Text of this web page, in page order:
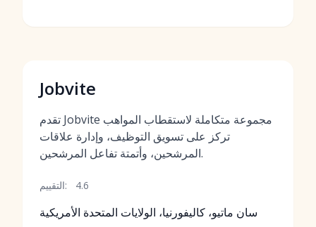
Jobvite
تقدم Jobvite مجموعة متكاملة لاستقطاب المواهب
تركز على تسويق التوظيف، وإدارة علاقات
المرشحين، وأتمتة تفاعل المرشحين.
التقييم: 4.6
سان ماتيو، كاليفورنيا، الولايات المتحدة الأمريكية